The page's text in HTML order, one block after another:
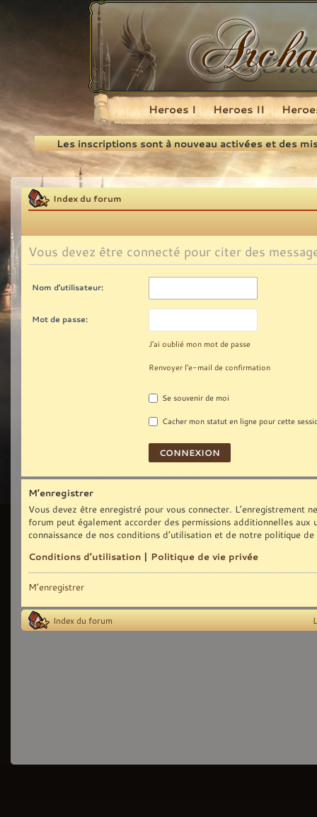
Recherche
Heroes I Heroes II
Les inscriptions sont à nouveau activées et des
Index du forum
Vous devez être connecté pour citer des
Nom d’utilisateur:
Mot de passe:
J’ai oublié mon mot de passe
Renvoyer l’e-mail de confirmation
Se souvenir de moi
Cacher mon statut en ligne pour cette
M’enregistrer
Vous devez être enregistré pour vous connecter. L’enregistrement
forum peut également accorder des permissions additionnelles
connaissance de nos conditions d’utilisation et de notre politique
Conditions d’utilisation | Politique de vie privée
M’enregistrer
Index du forum